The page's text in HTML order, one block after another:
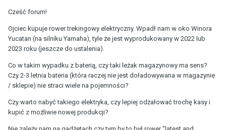
Cześć forum!
Ojciec kupuje rower trekingowy elektryczny. Wpadł nam w oko Winora
Yucatan (na silniku Yamaha), tyle że jest wyprodukowany w 2022 lub
2023 roku (jeszcze do ustalenia).
Co w takim wypadku z baterią, czy taki leżak magazynowy ma sens?
Czy 2-3 letnia bateria (która raczej nie jest doładowywana w magazynie
/ sklepie) nie straci wiele na pojemności?
Czy warto nabyć takiego elektryka, czy lepiej odżałować trochę kasy i
kupić z możliwie nowej produkcji?